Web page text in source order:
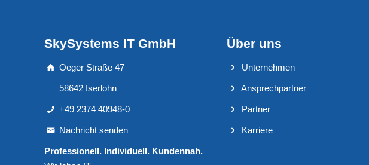
SkySystems IT GmbH
Oeger Straße 47
58642 Iserlohn
+49 2374 40948-0
Nachricht senden
Professionell. Individuell. Kundennah.
Über uns
Unternehmen
Ansprechpartner
Partner
Karriere